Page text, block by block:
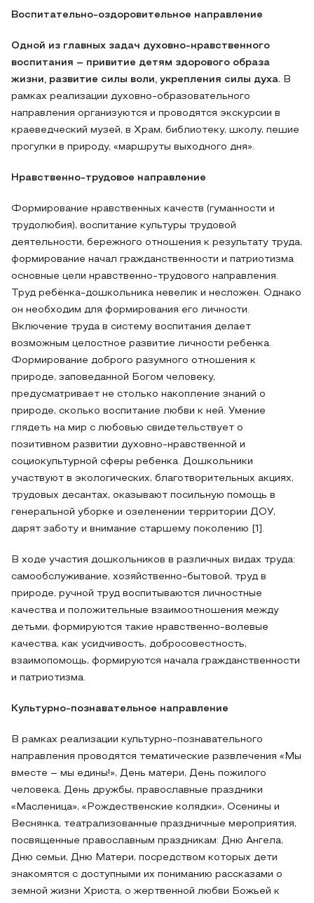
Воспитательно-оздоровительное направление
Одной из главных задач духовно-нравственного
воспитания – привитие детям здорового образа
жизни, развитие силы воли, укрепления силы духа. В
рамках реализации духовно-образовательного
направления организуются и проводятся экскурсии в
краеведческий музей, в Храм, библиотеку, школу, пешие
прогулки в природу, «маршруты выходного дня».
Нравственно-трудовое направление
Формирование нравственных качеств (гуманности и
трудолюбия), воспитание культуры трудовой
деятельности, бережного отношения к результату труда,
формирование начал гражданственности и патриотизма
основные цели нравственно-трудового направления.
Труд ребёнка-дошкольника невелик и несложен. Однако
он необходим для формирования его личности.
Включение труда в систему воспитания делает
возможным целостное развитие личности ребенка.
Формирование доброго разумного отношения к
природе, заповеданной Богом человеку,
предусматривает не столько накопление знаний о
природе, сколько воспитание любви к ней. Умение
глядеть на мир с любовью свидетельствует о
позитивном развитии духовно-нравственной и
социокультурной сферы ребенка. Дошкольники
участвуют в экологических, благотворительных акциях,
трудовых десантах, оказывают посильную помощь в
генеральной уборке и озеленении территории ДОУ,
дарят заботу и внимание старшему поколению [1].
В ходе участия дошкольников в различных видах труда:
самообслуживание, хозяйственно-бытовой, труд в
природе, ручной труд воспитываются личностные
качества и положительные взаимоотношения между
детьми, формируются такие нравственно-волевые
качества, как усидчивость, добросовестность,
взаимопомощь, формируются начала гражданственности
и патриотизма.
Культурно-познавательное направление
В рамках реализации культурно-познавательного
направления проводятся тематические развлечения «Мы
вместе – мы едины!», День матери, День пожилого
человека, День дружбы, православные праздники
«Масленица», «Рождественские колядки», Осенины и
Веснянка, театрализованные праздничные мероприятия,
посвященные православным праздникам: Дню Ангела,
Дню семьи, Дню Матери, посредством которых дети
знакомятся с доступными их пониманию рассказами о
земной жизни Христа, о жертвенной любви Божьей к